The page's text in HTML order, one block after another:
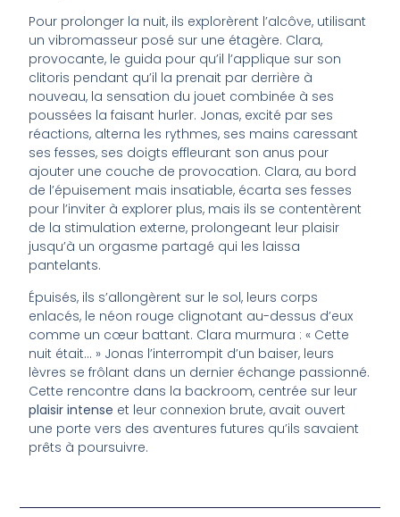
Pour prolonger la nuit, ils explorèrent l’alcôve, utilisant
un vibromasseur posé sur une étagère. Clara,
provocante, le guida pour qu’il l’applique sur son
clitoris pendant qu’il la prenait par derrière à
nouveau, la sensation du jouet combinée à ses
poussées la faisant hurler. Jonas, excité par ses
réactions, alterna les rythmes, ses mains caressant
ses fesses, ses doigts effleurant son anus pour
ajouter une couche de provocation. Clara, au bord
de l’épuisement mais insatiable, écarta ses fesses
pour l’inviter à explorer plus, mais ils se contentèrent
de la stimulation externe, prolongeant leur plaisir
jusqu’à un orgasme partagé qui les laissa
pantelants.
Épuisés, ils s’allongèrent sur le sol, leurs corps
enlacés, le néon rouge clignotant au-dessus d’eux
comme un cœur battant. Clara murmura : « Cette
nuit était… » Jonas l’interrompit d’un baiser, leurs
lèvres se frôlant dans un dernier échange passionné.
Cette rencontre dans la backroom, centrée sur leur
plaisir intense et leur connexion brute, avait ouvert
une porte vers des aventures futures qu’ils savaient
prêts à poursuivre.